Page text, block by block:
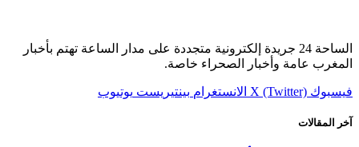
الساحة 24 جريدة إلكترونية متجددة على مدار الساعة تهتم بأخبار
المغرب عامة وأخبار الصحراء خاصة.
فيسبوك X (Twitter) الانستغرام بينتيريست يوتيوب
آخر المقالات